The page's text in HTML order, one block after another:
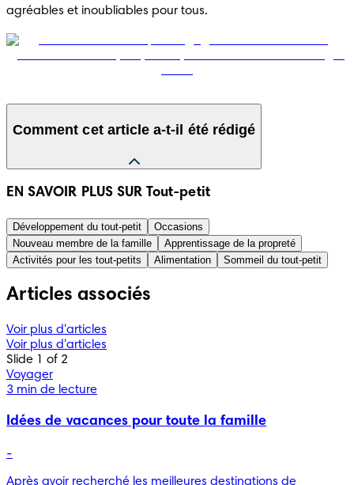
agréables et inoubliables pour tous.
Comment cet article a-t-il été rédigé
Les informations présentées dans cet article ont été
compilées à partir d’informations fiables d’origine médicale
ou gouvernementale, comme par exemple la Haute autorité
de la santé ou le Conseil national des gynécologues et
obstétriciens français. Une liste des sources utilisées est
présentée ci-dessous. Le contenu de cet article n’a pas
Référez-vous toujours à de tels professionnels en ce qui
EN SAVOIR PLUS SUR Tout-petit
Développement du tout-petit
Occasions
Nouveau membre de la famille
Apprentissage de la propreté
Activités pour les tout-petits
Alimentation Sommeil du tout-petit
Articles associés
Voir plus d'articles
Voir plus d'articles
Slide 1 of 2
Voyager
3 min de lecture
Idées de vacances pour toute la famille
-
Après avoir recherché les meilleures destinations de